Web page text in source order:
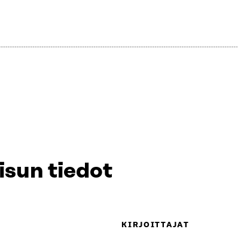
tiedot
KIRJOITTAJAT